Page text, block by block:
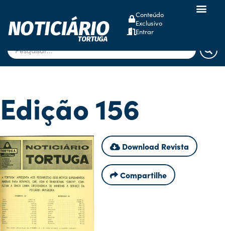
Conteúdo
Exclusivo
Entrar
Edição 156
Download Revista
Compartilhe